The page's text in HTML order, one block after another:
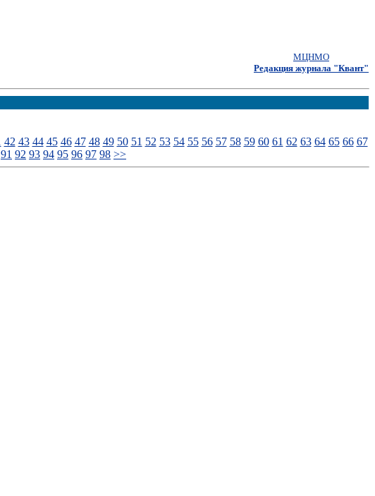
МЦНМО
Редакция журнала "Квант"
42 43 44 45 46 47 48 49 50 51 52 53 54 55 56 57 58 59 60 61 62 63 64 65 66 67
91 92 93 94 95 96 97 98 >>